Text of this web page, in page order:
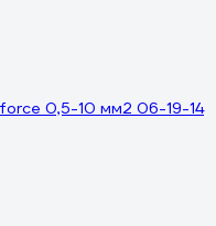
0,5-10 мм2 06-19-14